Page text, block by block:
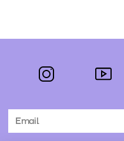
instagram youtube
Subscrever Newsletter